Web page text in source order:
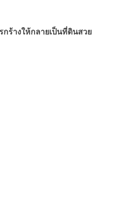
ร้างให้กลายเป็นที่ดินสวย